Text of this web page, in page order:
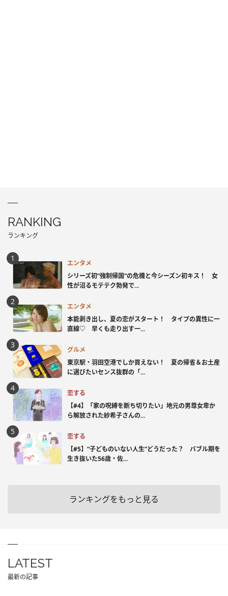
RANKING
ランキング
エンタメ
シリーズ初“強制帰国”の危機と今シーズン初キス！ 女
性が沼るモテテク勃発で...
エンタメ
本能剥き出し、夏の恋がスタート！ タイプの異性に一
直線♡ 早くも走り出す一...
グルメ
東京駅・羽田空港でしか買えない！ 夏の帰省＆お土産
に選びたいセンス抜群の「...
恋する
【#4】「家の呪縛を断ち切りたい」地元の男尊女卑か
ら解放された紗希子さんの...
恋する
【#5】“子どものいない人生”どうだった？ バブル期を
生き抜いた56歳・佐...
ランキングをもっと見る
LATEST
最新の記事